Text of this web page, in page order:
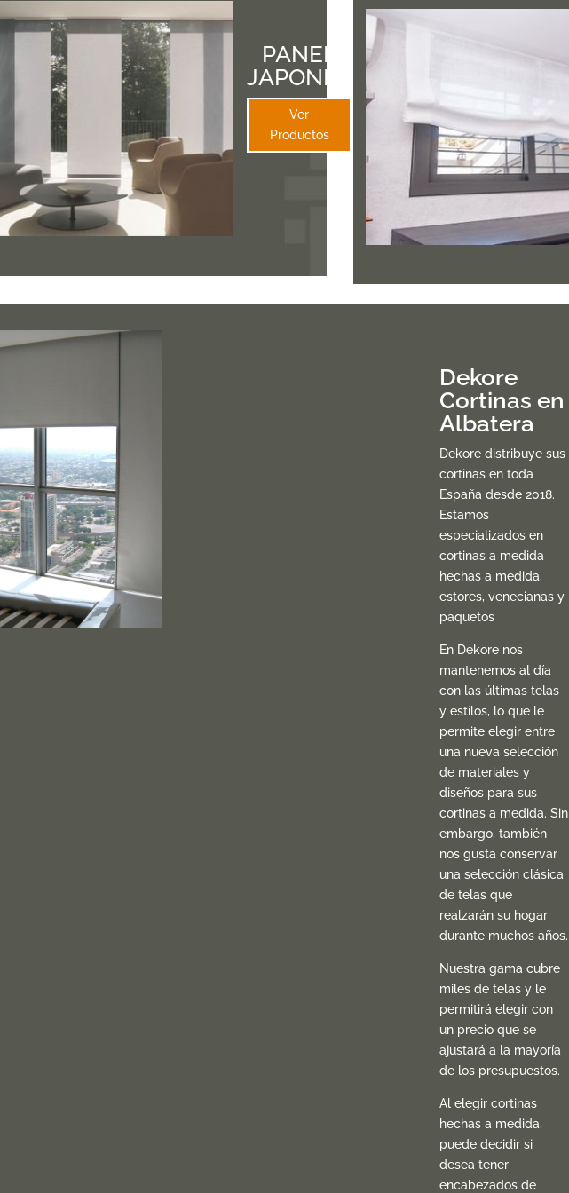
PANEL
JAPONES
Ver
Productos
Dekore
Cortinas en
Albatera
Dekore distribuye sus
cortinas en toda
España desde 2018.
Estamos
especializados en
cortinas a medida
hechas a medida,
estores, venecianas y
paquetos
En Dekore nos
mantenemos al día
con las últimas telas
y estilos, lo que le
permite elegir entre
una nueva selección
de materiales y
diseños para sus
cortinas a medida. Sin
embargo, también
nos gusta conservar
una selección clásica
de telas que
realzarán su hogar
durante muchos años.
Nuestra gama cubre
miles de telas y le
permitirá elegir con
un precio que se
ajustará a la mayoría
de los presupuestos.
Al elegir cortinas
hechas a medida,
puede decidir si
desea tener
encabezados de